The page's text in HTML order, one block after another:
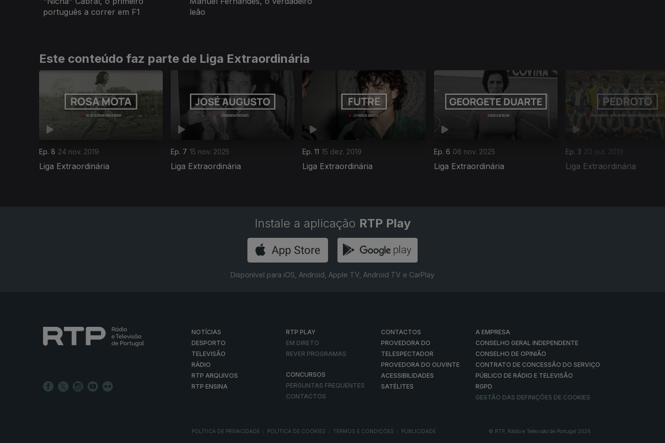
português a correr em F1
leão
Este conteúdo faz parte de Liga Extraordinária
Ep. 8 24 nov. 2019
Liga Extraordinária
Ep. 7 15 nov. 2025
Liga Extraordinária
Ep. 11 15 dez. 2019
Liga Extraordinária
Ep. 6 08 nov. 2025
Liga Extraordinária
Ep. 3 20 out. 2019
Liga Extraordinária
Instale a aplicação RTP Play
Disponível para iOS, Android, Apple TV, Android TV e CarPlay
NOTÍCIAS
DESPORTO
TELEVISÃO
RÁDIO
RTP ARQUIVOS
RTP ENSINA
RTP PLAY
EM DIRETO
REVER PROGRAMAS
CONCURSOS
PERGUNTAS FREQUENTES
CONTACTOS
CONTACTOS
PROVEDORA DO
TELESPECTADOR
PROVEDORA DO OUVINTE
ACESSIBILIDADES
SATÉLITES
A EMPRESA
CONSELHO GERAL INDEPENDENTE
CONSELHO DE OPINIÃO
CONTRATO DE CONCESSÃO DO SERVIÇO
PÚBLICO DE RÁDIO E TELEVISÃO
RGPD
GESTÃO DAS DEFINIÇÕES DE COOKIES
POLÍTICA DE PRIVACIDADE POLÍTICA DE COOKIES TERMOS E CONDIÇÕES PUBLICIDADE © RTP, Rádio e Televisão de Portugal 2026